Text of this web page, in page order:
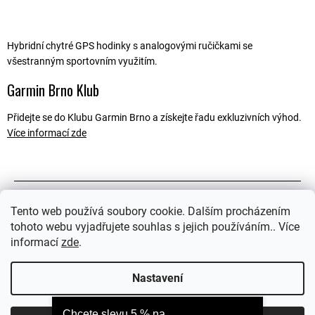
Tento web používá soubory cookie. Dalším procházením
tohoto webu vyjadřujete souhlas s jejich používáním.. Více
informací zde.
Nastavení
Hybridní chytré GPS hodinky s analogovými ručičkami se
všestranným sportovním využitím.
Garmin Brno Klub
Přidejte se do Klubu Garmin Brno a získejte řadu exkluzivních výhod.
Více informací zde
Související soubory (1)